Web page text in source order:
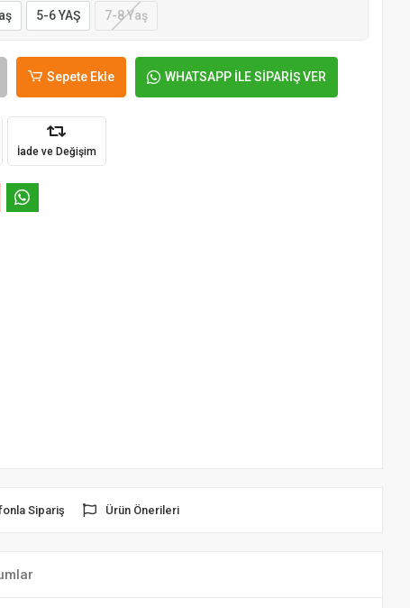
5-6 YAŞ 7-8 Yaş
Sepete Ekle WHATSAPP İLE SİPARİŞ VER
İade ve Değişim
Sipariş Ürün Önerileri